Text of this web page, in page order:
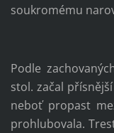
soukromému
Podle
stol. začal
neboť propast
prohlubovala.